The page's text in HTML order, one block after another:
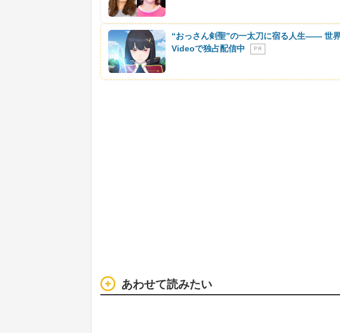
“おっさん剣聖”の一太刀に宿る人生―― 世
Videoで独占配信中
P R
あわせて読みたい